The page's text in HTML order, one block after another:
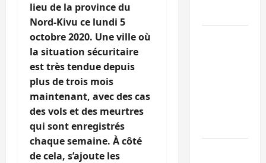
lieu de la province du
Nord-Kivu ce lundi 5
octobre 2020. Une ville où
la situation sécuritaire
est très tendue depuis
plus de trois mois
maintenant, avec des cas
des vols et des meurtres
qui sont enregistrés
chaque semaine. À côté
de cela, s’ajoute les